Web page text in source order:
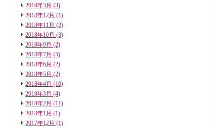
2019年3月 (3)
2018年12月 (1)
2018年11月 (2)
2018年10月 (3)
2018年9月 (2)
2018年7月 (5)
2018年6月 (2)
2018年5月 (2)
2018年4月 (10)
2018年3月 (4)
2018年2月 (11)
2018年1月 (1)
2017年12月 (1)